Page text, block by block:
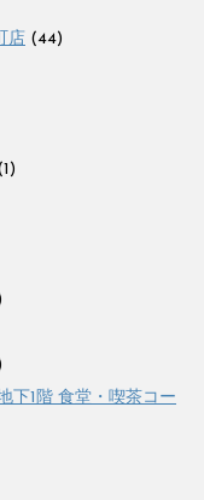
店 (44)
下1階 食堂・喫茶コー